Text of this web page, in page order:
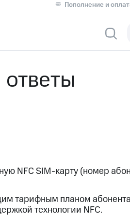
Пополнение и
Личные кабинеты
Мобильная связь
Сервисы и подписки
МТС
NFC SIM-карту (номер
тарифным планом
технологии NFC.